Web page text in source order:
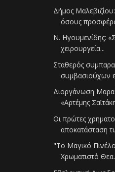
Δήμος
όσους
Ν. Ηγουμενίδης:
χειρουργεία...
Σταθερός
συμβασιούχων
Διοργάνωση
«Αρτέμης
Οι πρώτες
αποκατάσταση
"Το Μαγικό
Χρωματιστό